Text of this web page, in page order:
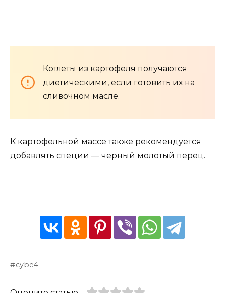
Котлеты из картофеля получаются
диетическими, если готовить их на
сливочном масле.
К картофельной массе также рекомендуется
добавлять специи — черный молотый перец.
cybe4